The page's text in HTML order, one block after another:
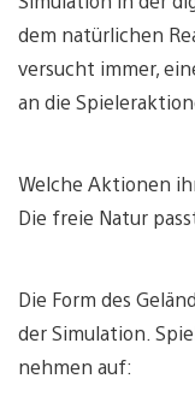
dem natürlichen
versucht immer,
an die
Welche Aktionen
Die freie Natur
Die Form des
der Simulation.
nehmen auf: